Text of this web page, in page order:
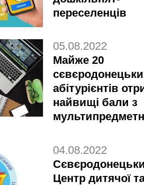
переселенців
05.08.2022
Майже 20
абітурієнтів
найвищі бали з
04.08.2022
Центр дитячої